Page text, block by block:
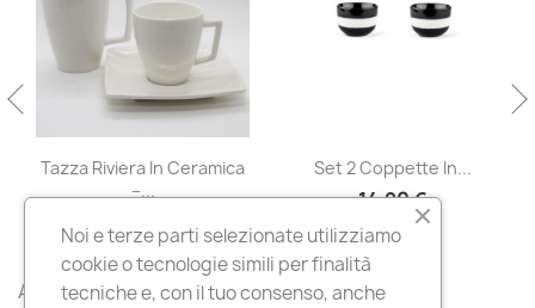
Tazza Riviera In Ceramica
–...
3,90 €
Set 2 Coppette In...
14,90 €
All products
Noi e terze parti selezionate utilizziamo
cookie o tecnologie simili per finalità
tecniche e, con il tuo consenso, anche